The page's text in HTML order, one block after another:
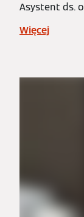
Asystent ds.
Więcej